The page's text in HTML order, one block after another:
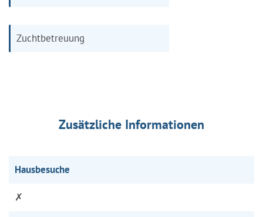
Zuchtbetreuung
Zusätzliche Informationen
Hausbesuche
✗